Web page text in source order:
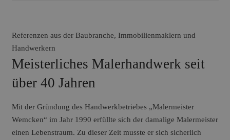
Referenzen aus der Baubranche, Immobilienmaklern und
Handwerkern
Meisterliches Malerhandwerk seit
über 40 Jahren
Mit der Gründung des Handwerkbetriebes „Malermeister
Wemcken“ im Jahr 1990 erfüllte sich der damalige Malermeister
einen Lebenstraum. Zu dieser Zeit musste er sich sicherlich